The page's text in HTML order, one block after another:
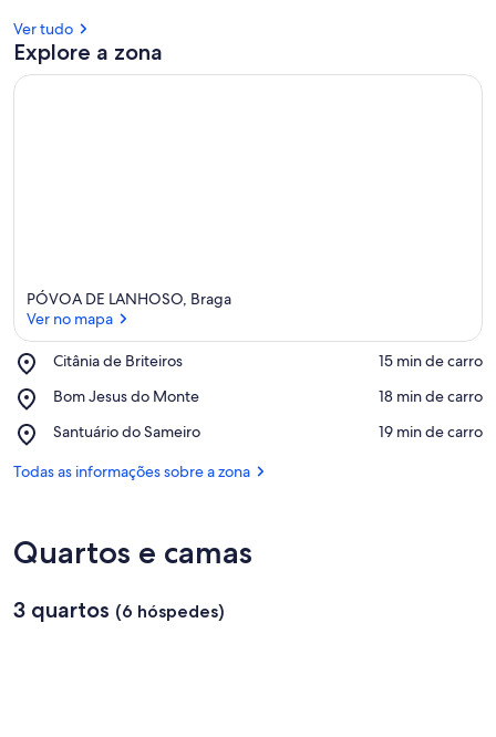
Ver tudo
Explore a zona
PÓVOA DE LANHOSO, Braga
Ver no mapa
Citânia de Briteiros
Place,
de
‪15 min de carro‬
Bom Jesus do Monte
Place,
Jesus
Monte
‪18 min de carro‬
Santuário do Sameiro
Place,
do
‪19 min de carro‬
Todas as informações sobre a zona
Quartos e camas
3 quartos (6 hóspedes)